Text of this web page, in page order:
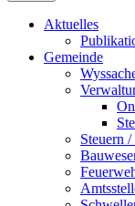
Aktuelles
Gemeinde
Steuern